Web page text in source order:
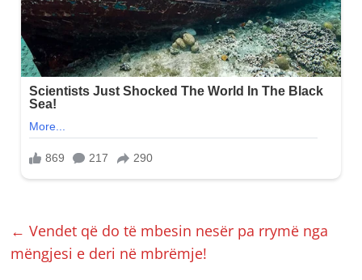
← Vendet që do të mbesin nesër pa rrymë nga
mëngjesi e deri në mbrëmje!